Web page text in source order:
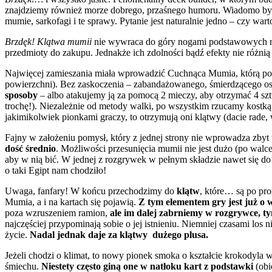
znajdziemy również morze dobrego, przaśnego humoru. Wiadomo
mumie, sarkofagi i te sprawy. Pytanie jest naturalnie jedno – czy
Brzdęk! Klątwa mumii nie wywraca do góry nogami podstawowych
przedmioty do zakupu. Jednakże ich zdolności bądź efekty nie
Najwięcej zamieszania miała wprowadzić Cuchnąca Mumia, którą
powierzchni). Bez zaskoczenia – zabandażowanego,
sposoby – albo atakujemy ją za pomocą 2 mieczy, aby otrzymać 4
trochę!). Niezależnie od metody walki, po wszystkim rzucamy
jakimikolwiek pionkami graczy, to otrzymują oni klątwy (dacie rade,
Fajny w założeniu pomysł, który z jednej strony nie wprowadza
dość średnio. Możliwości przesunięcia mumii nie jest dużo (po
aby w nią bić. W jednej z rozgrywek w pełnym składzie nawet się
o taki Egipt nam chodziło!
Uwaga, fanfary! W końcu przechodzimy do klątw, które… są po
Mumia, a i na kartach się pojawią. Z tym elementem gry jest już o
poza wzruszeniem ramion, ale im dalej zabrniemy w rozgrywce,
najczęściej przypominają sobie o jej istnieniu. Niemniej czasami los
życie. Nadal jednak daje za klątwy dużego plusa.
Jeżeli chodzi o klimat, to nowy pionek smoka o kształcie krokodyla
śmiechu. Niestety często giną one w natłoku kart z podstawki